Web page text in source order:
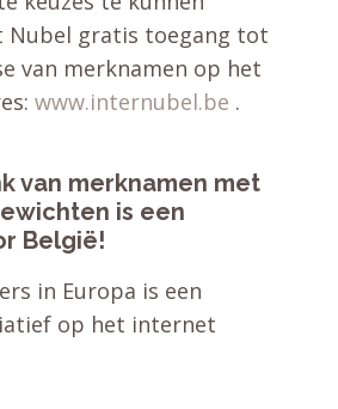
Nubel gratis toegang tot
van merknamen op het
www.internubel.be .
van merknamen met
is een
België!
in Europa is een
op het internet